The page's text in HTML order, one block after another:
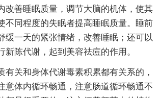
改善睡眠质量，调节大脑的机体，使其
不同程度的失眠者提高睡眠质量。睡前
缓一天的紧张情绪，改善睡眠；还可以
新陈代谢，起到美容祛痘的作用。
关和身体代谢毒素积累都有关系的，
意体内循环畅通，注意肠道循环畅通不